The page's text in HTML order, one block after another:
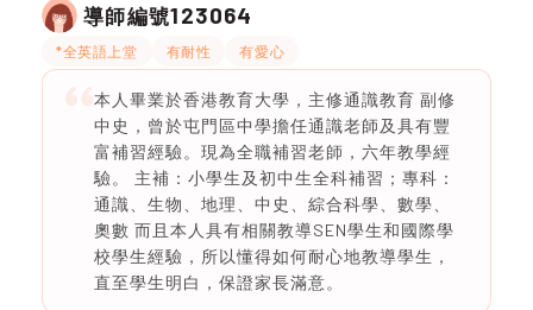
導師編號123064
*全英語上堂 有耐性 有愛心
本人畢業於香港教育大學，主修通識教育 副修
中史，曾於屯門區中學擔任通識老師及具有豐
富補習經驗。現為全職補習老師，六年教學經
驗。 主補：小學生及初中生全科補習；專科：
通識、生物、地理、中史、綜合科學、數學、
奧數 而且本人具有相關教導SEN學生和國際學
校學生經驗，所以懂得如何耐心地教導學生，
直至學生明白，保證家長滿意。